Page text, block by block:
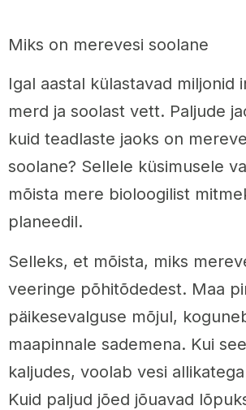
Miks on merevesi soolane
Igal aastal külastavad miljonid
merd ja soolast vett. Paljude
kuid teadlaste jaoks on
soolane? Sellele küsimusele
mõista mere bioloogilist
planeedil.
Selleks, et mõista, miks
veeringe põhitõdedest. Maa
päikesevalguse mõjul,
maapinnale sademena. Kui
kaljudes, voolab vesi
Kuid paljud jõed jõuavad